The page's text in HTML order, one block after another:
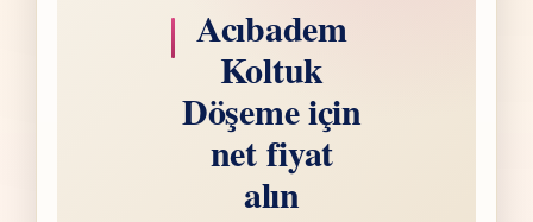
Acıbadem
Koltuk
Döşeme için
net fiyat
alın